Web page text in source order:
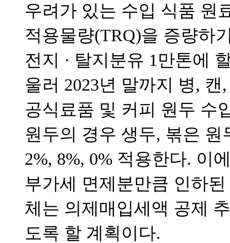
우려가 있는 수입 식품 원
적용물량(TRQ)을 증량하
전지 · 탈지분유 1만톤에
울러 2023년 말까지 병,
공식료품 및 커피 원두 수
원두의 경우 생두, 볶은
2%, 8%, 0% 적용한다. 이
부가세 면제분만큼 인하
체는 의제매입세액 공제
도록 할 계획이다.